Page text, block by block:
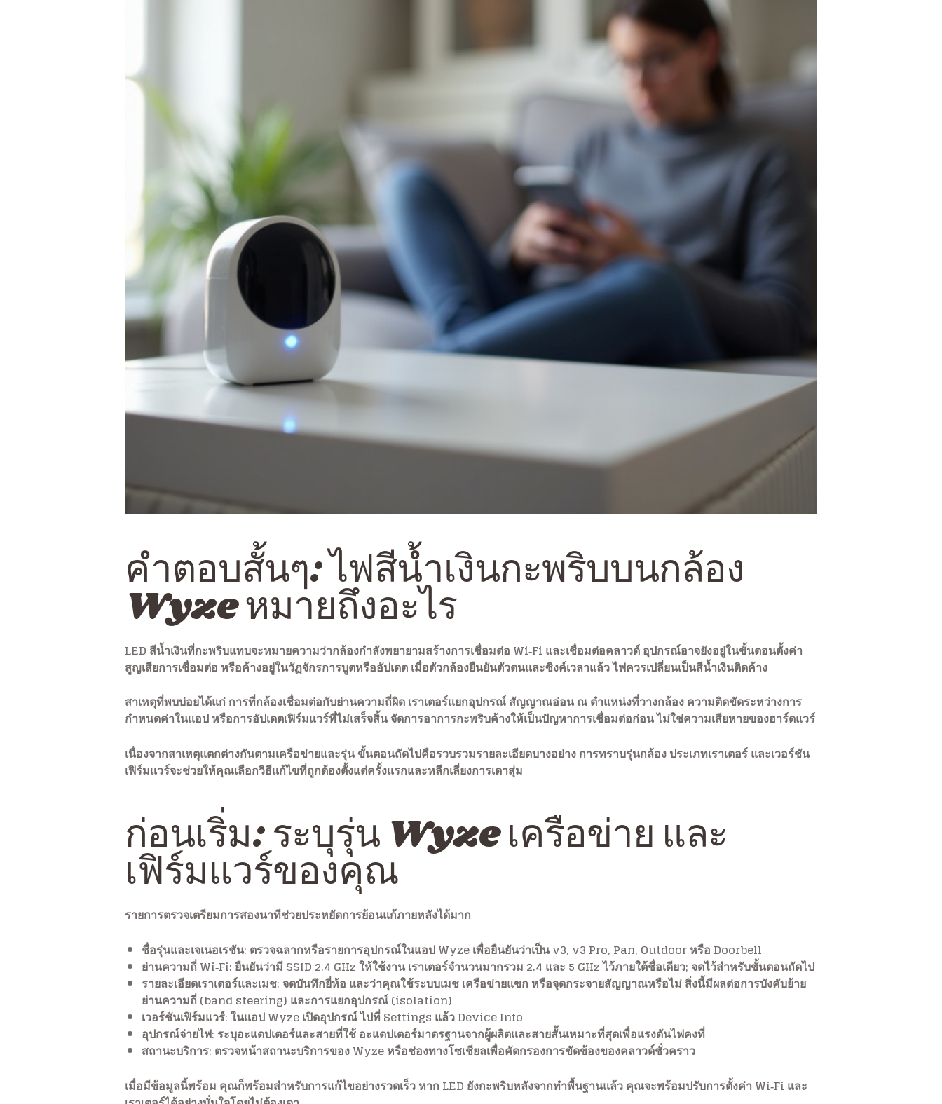
คำตอบสั้นๆ: ไฟสีน้ำเงินกะพริบบนกล้อง
Wyze หมายถึงอะไร
LED สีน้ำเงินที่กะพริบแทบจะหมายความว่ากล้องกำลังพยายามสร้างการเชื่อมต่อ Wi‑Fi และเชื่อมต่อคลาวด์ อุปกรณ์อาจยังอยู่ในขั้นตอนตั้งค่า
สูญเสียการเชื่อมต่อ หรือค้างอยู่ในวัฏจักรการบูตหรืออัปเดต เมื่อตัวกล้องยืนยันตัวตนและซิงค์เวลาแล้ว ไฟควรเปลี่ยนเป็นสีน้ำเงินติดค้าง
สาเหตุที่พบบ่อยได้แก่ การที่กล้องเชื่อมต่อกับย่านความถี่ผิด เราเตอร์แยกอุปกรณ์ สัญญาณอ่อน ณ ตำแหน่งที่วางกล้อง ความติดขัดระหว่างการ
กำหนดค่าในแอป หรือการอัปเดตเฟิร์มแวร์ที่ไม่เสร็จสิ้น จัดการอาการกะพริบค้างให้เป็นปัญหาการเชื่อมต่อก่อน ไม่ใช่ความเสียหายของฮาร์ดแวร์
เนื่องจากสาเหตุแตกต่างกันตามเครือข่ายและรุ่น ขั้นตอนถัดไปคือรวบรวมรายละเอียดบางอย่าง การทราบรุ่นกล้อง ประเภทเราเตอร์ และเวอร์ชัน
เฟิร์มแวร์จะช่วยให้คุณเลือกวิธีแก้ไขที่ถูกต้องตั้งแต่ครั้งแรกและหลีกเลี่ยงการเดาสุ่ม
ก่อนเริ่ม: ระบุรุ่น Wyze เครือข่าย และ
เฟิร์มแวร์ของคุณ
รายการตรวจเตรียมการสองนาทีช่วยประหยัดการย้อนแก้ภายหลังได้มาก
ชื่อรุ่นและเจเนอเรชัน: ตรวจฉลากหรือรายการอุปกรณ์ในแอป Wyze เพื่อยืนยันว่าเป็น v3, v3 Pro, Pan, Outdoor หรือ Doorbell
ย่านความถี่ Wi‑Fi: ยืนยันว่ามี SSID 2.4 GHz ให้ใช้งาน เราเตอร์จำนวนมากรวม 2.4 และ 5 GHz ไว้ภายใต้ชื่อเดียว; จดไว้สำหรับขั้นตอนถัดไป
รายละเอียดเราเตอร์และเมช: จดบันทึกยี่ห้อ และว่าคุณใช้ระบบเมช เครือข่ายแขก หรือจุดกระจายสัญญาณหรือไม่ สิ่งนี้มีผลต่อการบังคับย้าย
ย่านความถี่ (band steering) และการแยกอุปกรณ์ (isolation)
เวอร์ชันเฟิร์มแวร์: ในแอป Wyze เปิดอุปกรณ์ ไปที่ Settings แล้ว Device Info
อุปกรณ์จ่ายไฟ: ระบุอะแดปเตอร์และสายที่ใช้ อะแดปเตอร์มาตรฐานจากผู้ผลิตและสายสั้นเหมาะที่สุดเพื่อแรงดันไฟคงที่
สถานะบริการ: ตรวจหน้าสถานะบริการของ Wyze หรือช่องทางโซเชียลเพื่อคัดกรองการขัดข้องของคลาวด์ชั่วคราว
เมื่อมีข้อมูลนี้พร้อม คุณก็พร้อมสำหรับการแก้ไขอย่างรวดเร็ว หาก LED ยังกะพริบหลังจากทำพื้นฐานแล้ว คุณจะพร้อมปรับการตั้งค่า Wi‑Fi และ